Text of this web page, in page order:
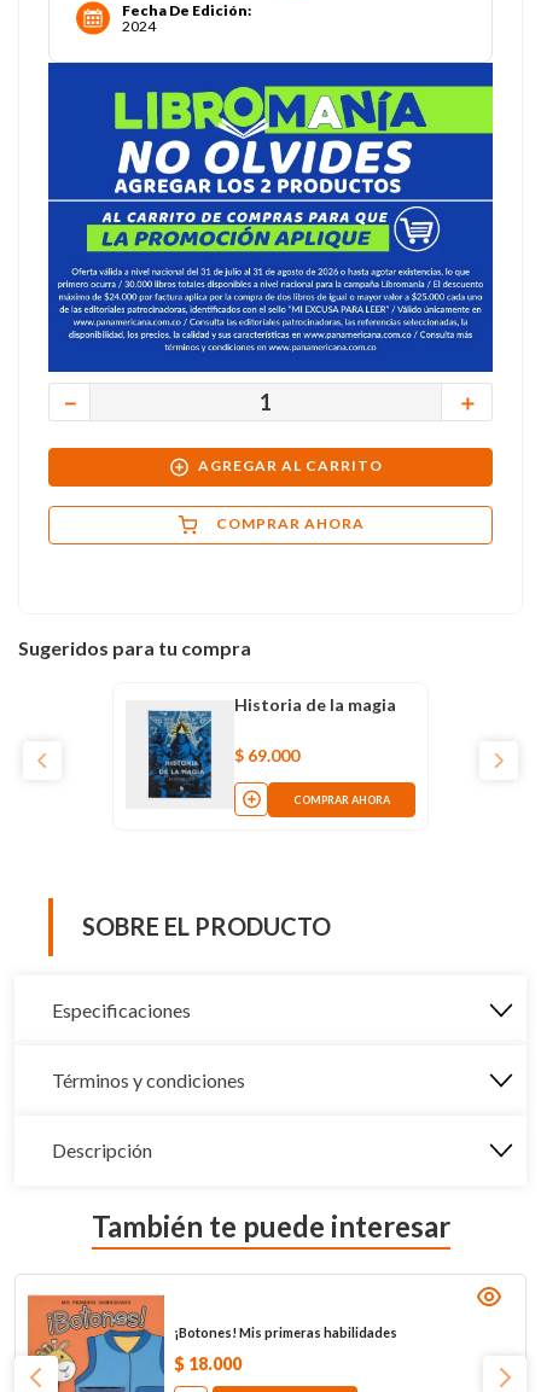
Fecha De Edición:
2024
＋
－
AGREGAR AL CARRITO
COMPRAR AHORA
Sugeridos para tu compra
Historia de la magia
$ 69.000
COMPRAR AHORA
SOBRE EL PRODUCTO
Especificaciones
Términos y condiciones
Descripción
También te puede interesar
¡Botones! Mis primeras habilidades
$ 18.000